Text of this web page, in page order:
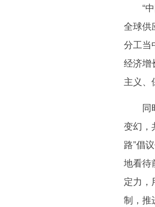
“中
全球供
分工当
经济增
主义、
同时
变幻，
路”倡
地看待
定力，
制，推